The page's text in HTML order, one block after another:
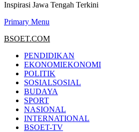
Inspirasi Jawa Tengah Terkini
Primary Menu
BSOET.COM
PENDIDIKAN
EKONOMIEKONOMI
POLITIK
SOSIALSOSIAL
BUDAYA
SPORT
NASIONAL
INTERNATIONAL
BSOET-TV